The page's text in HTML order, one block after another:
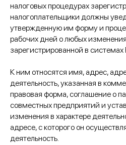
налоговых процедурах
налогоплательщики должны
утвержденную им форму и
рабочих дней о любых
зарегистрированной в системах
К ним относятся имя, адрес,
деятельность, указанная в
правовая форма, соглашение о
совместных предприятий и
изменения в характере
адресе, с которого он
деятельность.